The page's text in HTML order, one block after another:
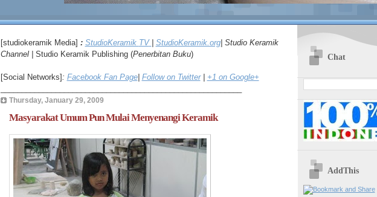
[studiokeramik Media] : StudioKeramik TV StudioKeramik.org| Studio Keramik
Channel| Studio Keramik Publishing (Penerbitan Buku)
[Social Networks]: Facebook Fan Page| Follow on Twitter| +1 on Google+
Thursday, January 29, 2009
Masyarakat Umum Pun Mulai Menyenangi Keramik
Chat
AddThis